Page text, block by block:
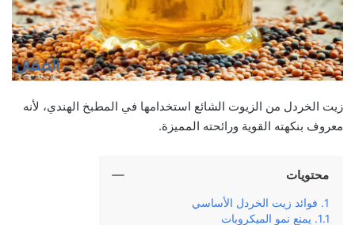
زيت الخردل من الزيوت الشائع استخدامها في المطبخ الهندي، لأنه
معروف بنكهته القوية ورائحته المميزة.
محتويات
فوائد زيت الخردل الأساسي
يمنع نمو الميكروبات